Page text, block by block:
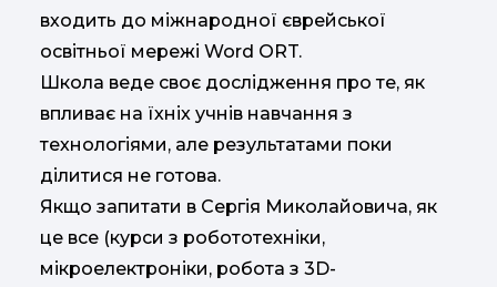
входить до міжнародної єврейської
освітньої мережі Word ORT.
Школа веде своє дослідження про те, як
впливає на їхніх учнів навчання з
технологіями, але результатами поки
ділитися не готова.
Якщо запитати в Сергія Миколайовича, як
це все (курси з робототехніки,
мікроелектроніки, робота з 3D-